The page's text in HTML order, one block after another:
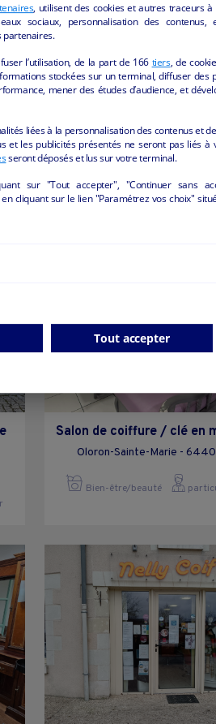
À LOUER – SALON DE
COIFFURE-
Bien-être/beauté
Salon de coiffure / clé en
Oloron-Sainte-Marie -
Bien-être/beauté
, utilisent des cookies et autres traceurs à
sociaux, personnalisation des contenus,
partenaires.
l’utilisation, de la part de 166 tiers, de
stockées sur un terminal, diffuser des
mener des études d’audience, et
liées à la personnalisation des contenus et
et les publicités présentés ne seront pas liés à
seront déposés et lus sur votre terminal.
sur "Tout accepter", "Continuer sans
cliquant sur le lien "Paramétrez vos choix"
Tout accepter